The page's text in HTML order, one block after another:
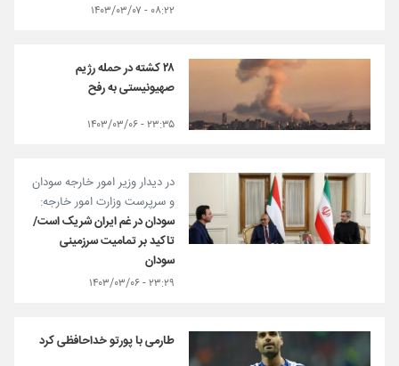
۰۸:۲۲ - ۱۴۰۳/۰۳/۰۷
۲۸ کشته در حمله رژیم
صهیونیستی به رفح
۲۳:۳۵ - ۱۴۰۳/۰۳/۰۶
در دیدار وزیر امور خارجه سودان
و سرپرست وزارت امور خارجه:
سودان در غم ایران شریک است/
تاکید بر تمامیت سرزمینی
سودان
۲۳:۲۹ - ۱۴۰۳/۰۳/۰۶
طارمی با پورتو خداحافظی کرد